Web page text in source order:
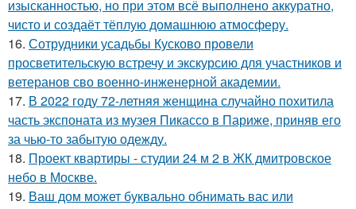
изысканностью, но при этом всё выполнено аккуратно,
чисто и создаёт тёплую домашнюю атмосферу.
16. Сотрудники усадьбы Кусково провели
просветительскую встречу и экскурсию для участников и
ветеранов сво военно-инженерной академии.
17. В 2022 году 72-летняя женщина случайно похитила
часть экспоната из музея Пикассо в Париже, приняв его
за чью-то забытую одежду.
18. Проект квартиры - студии 24 м 2 в ЖК дмитровское
небо в Москве.
19. Ваш дом может буквально обнимать вас или